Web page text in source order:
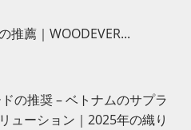
推薦｜WOODEVER...
の推奨 – ベトナムのサプラ
ューション｜2025年の織り